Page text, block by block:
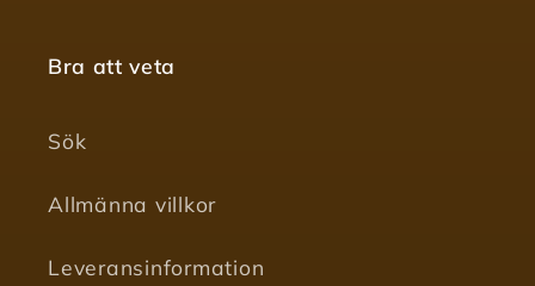
Bra att veta
Sök
Allmänna villkor
Leveransinformation